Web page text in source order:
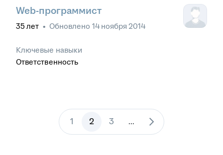
Web-программист
35 лет • Обновлено 14 ноября 2014
Ключевые навыки
Ответственность
1 2 3 ...